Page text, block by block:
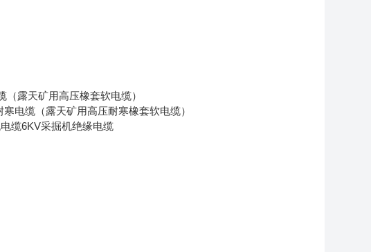
（露天矿用高压橡套软电缆）
电缆（露天矿用高压耐寒橡套软电缆）